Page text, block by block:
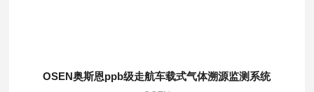
OSEN奥斯恩ppb级走航车载式气体溯源监测系统